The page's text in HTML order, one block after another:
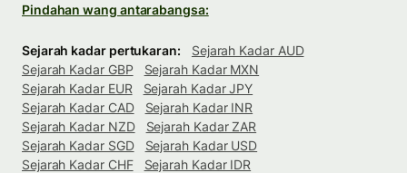
Pindahan wang antarabangsa:
Sejarah kadar pertukaran:
Sejarah Kadar AUD
Sejarah Kadar GBP
Sejarah Kadar MXN
Sejarah Kadar EUR
Sejarah Kadar JPY
Sejarah Kadar CAD
Sejarah Kadar INR
Sejarah Kadar NZD
Sejarah Kadar ZAR
Sejarah Kadar SGD
Sejarah Kadar USD
Sejarah Kadar CHF
Sejarah Kadar IDR